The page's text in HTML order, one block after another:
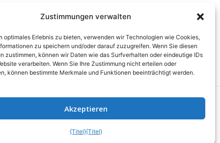
Zustimmungen verwalten
optimales Erlebnis zu bieten, verwenden wir Technologien wie Cookies,
zu speichern und/oder darauf zuzugreifen. Wenn Sie diesen
zustimmen, können wir Daten wie das Surfverhalten oder eindeutige IDs
verarbeiten. Wenn Sie Ihre Zustimmung nicht erteilen oder
können bestimmte Merkmale und Funktionen beeinträchtigt werden.
Akzeptieren
{Titel}{Titel}
Haftungsausschluss